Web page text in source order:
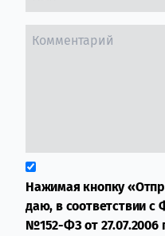
Нажимая кнопку
даю, в соответствии
№152-ФЗ от 27.07.2006